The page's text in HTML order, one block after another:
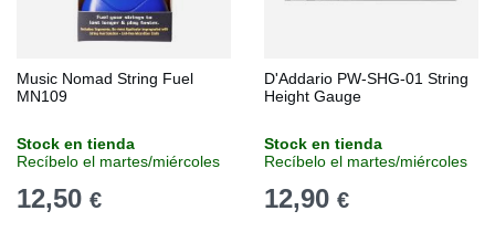
Music Nomad String Fuel
MN109
Stock en tienda
Recíbelo el martes/miércoles
12,50 €
D'Addario PW-SHG-01 String
Height Gauge
Stock en tienda
Recíbelo el martes/miércoles
12,90 €